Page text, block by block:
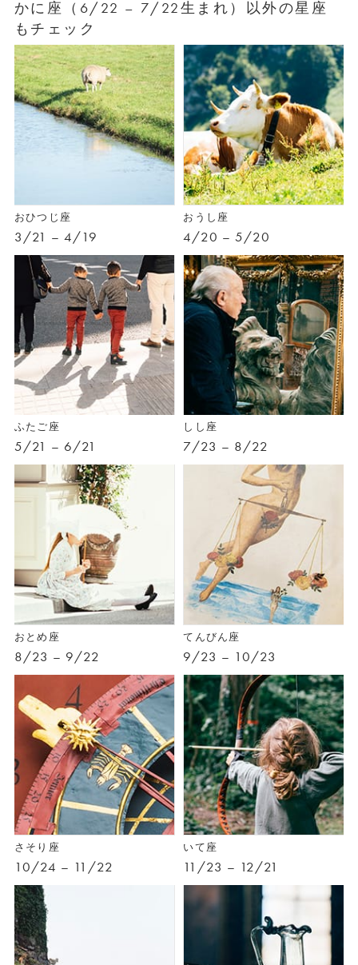
かに座（6/22 – 7/22生まれ）以外の星座
もチェック
おひつじ座
3/21 – 4/19
おうし座
4/20 – 5/20
ふたご座
5/21 – 6/21
しし座
7/23 – 8/22
おとめ座
8/23 – 9/22
てんびん座
9/23 – 10/23
さそり座
10/24 – 11/22
いて座
11/23 – 12/21